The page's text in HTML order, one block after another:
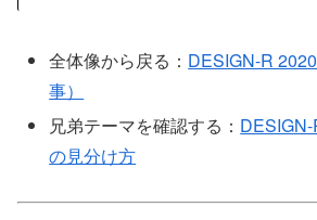
全体像から戻る： DESIGN-R
事）
兄弟テーマを確認する：
の見分け方